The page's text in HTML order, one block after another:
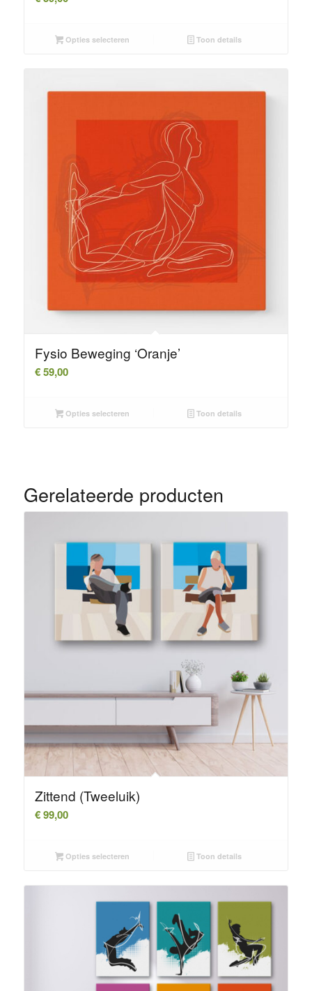
Opties selecteren Toon details
Fysio Beweging ‘Oranje’
€59,00
Opties selecteren Toon details
Gerelateerde producten
Zittend (Tweeluik)
€99,00
Opties selecteren Toon details